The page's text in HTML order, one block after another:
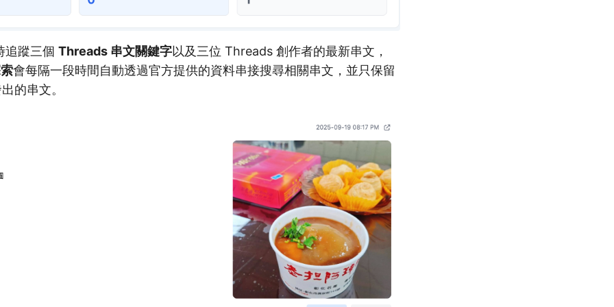
追蹤三個 Threads 串文關鍵字以及三位 Threads 創作者的最新串文，
會每隔一段時間自動透過官方提供的資料串接搜尋相關串文，並只保留
的串文。